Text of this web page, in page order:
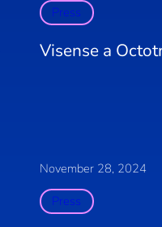
Press
Visense a
November 28, 2024
Press